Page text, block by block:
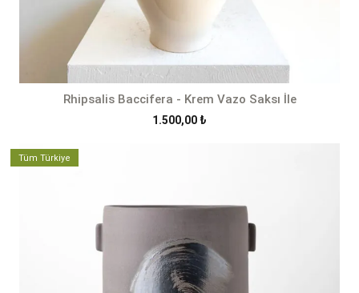
Rhipsalis Baccifera - Krem Vazo Saksı İle
1.500,00 ₺
Tüm Türkiye